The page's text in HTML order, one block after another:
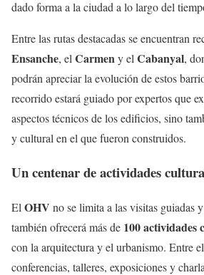
dado forma a la ciudad a lo largo del
Entre las rutas destacadas se encuentran
Ensanche, el Carmen y el Cabanyal,
podrán apreciar la evolución de estos
recorrido estará guiado por expertos que
aspectos técnicos de los edificios, sino
y cultural en el que fueron construidos.
Un centenar de actividades
El OHV no se limita a las visitas guiadas
también ofrecerá más de 100 actividades
con la arquitectura y el urbanismo. Entre
conferencias, talleres, exposiciones y